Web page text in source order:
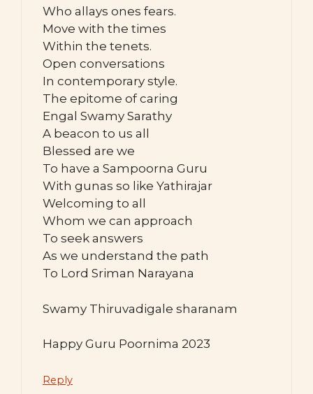
Who allays ones fears.
Move with the times
Within the tenets.
Open conversations
In contemporary style.
The epitome of caring
Engal Swamy Sarathy
A beacon to us all
Blessed are we
To have a Sampoorna Guru
With gunas so like Yathirajar
Welcoming to all
Whom we can approach
To seek answers
As we understand the path
To Lord Sriman Narayana
Swamy Thiruvadigale sharanam
Happy Guru Poornima 2023
Reply